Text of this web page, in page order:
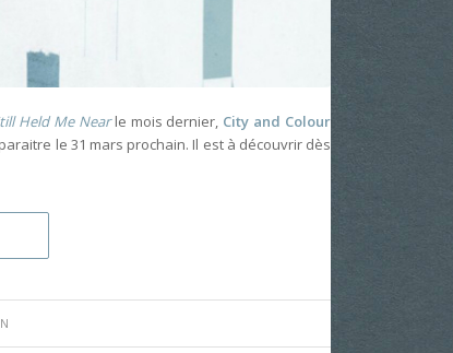
Held Me Nearle mois dernier, City and Colour
le 31 mars prochain. Il est à découvrir dès